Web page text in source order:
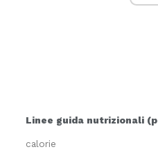
Linee guida nutrizionali
calorie